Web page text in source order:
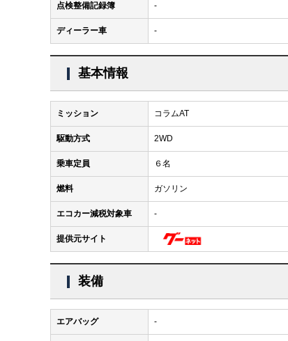
点検整備記録簿 -
ディーラー車 -
基本情報
ミッション コラムAT
駆動方式 2WD
乗車定員 ６名
燃料 ガソリン
エコカー減税対象車 -
提供元サイト
装備
エアバッグ -